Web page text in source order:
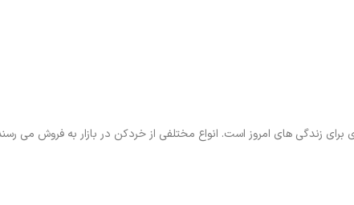
برای زندگی های امروز است. انواع مختلفی از خردکن در بازار به فروش می